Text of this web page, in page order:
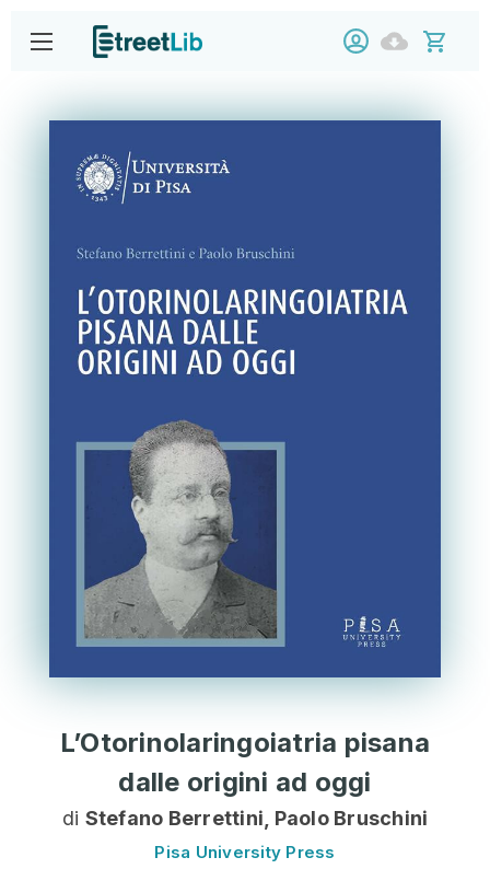
L’Otorinolaringoiatria pisana
dalle origini ad oggi
di Stefano Berrettini, Paolo Bruschini
Pisa University Press